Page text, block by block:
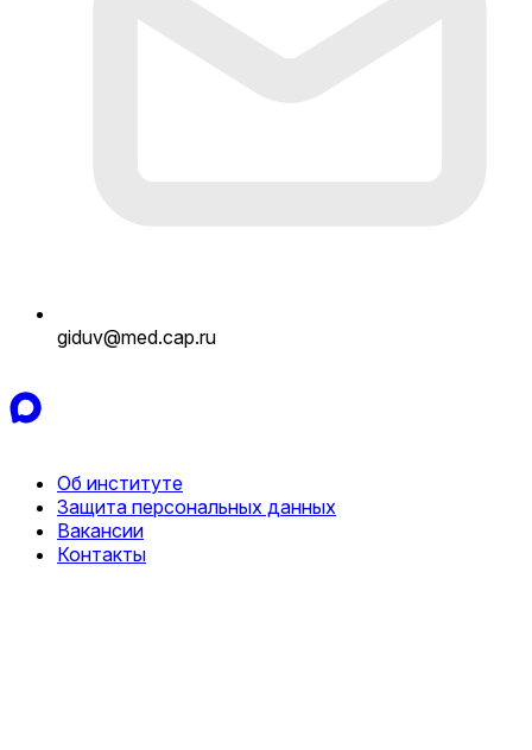
giduv@med.cap.ru
Об институте
Защита персональных данных
Вакансии
Контакты